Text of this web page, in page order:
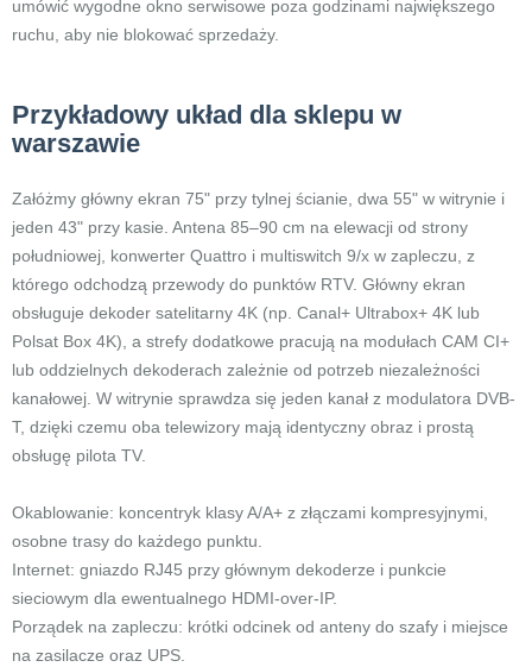
umówić wygodne okno serwisowe poza godzinami największego
ruchu, aby nie blokować sprzedaży.
Przykładowy układ dla sklepu w
warszawie
Załóżmy główny ekran 75" przy tylnej ścianie, dwa 55" w witrynie i
jeden 43" przy kasie. Antena 85–90 cm na elewacji od strony
południowej, konwerter Quattro i multiswitch 9/x w zapleczu, z
którego odchodzą przewody do punktów RTV. Główny ekran
obsługuje dekoder satelitarny 4K (np. Canal+ Ultrabox+ 4K lub
Polsat Box 4K), a strefy dodatkowe pracują na modułach CAM CI+
lub oddzielnych dekoderach zależnie od potrzeb niezależności
kanałowej. W witrynie sprawdza się jeden kanał z modulatora DVB-
T, dzięki czemu oba telewizory mają identyczny obraz i prostą
obsługę pilota TV.
Okablowanie: koncentryk klasy A/A+ z złączami kompresyjnymi,
osobne trasy do każdego punktu.
Internet: gniazdo RJ45 przy głównym dekoderze i punkcie
sieciowym dla ewentualnego HDMI-over-IP.
Porządek na zapleczu: krótki odcinek od anteny do szafy i miejsce
na zasilacze oraz UPS.